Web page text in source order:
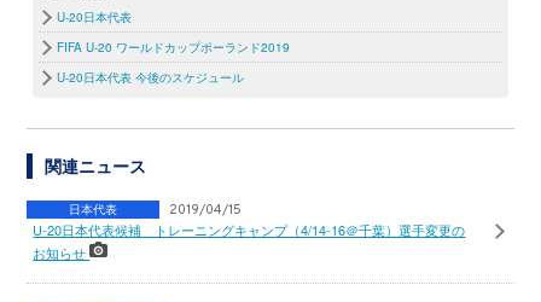
U-20日本代表
FIFA U-20 ワールドカップポーランド2019
U-20日本代表 今後のスケジュール
関連ニュース
日本代表 2019/04/15
U-20日本代表候補 トレーニングキャンプ（4/14-16＠千葉）選手変更の
お知らせ